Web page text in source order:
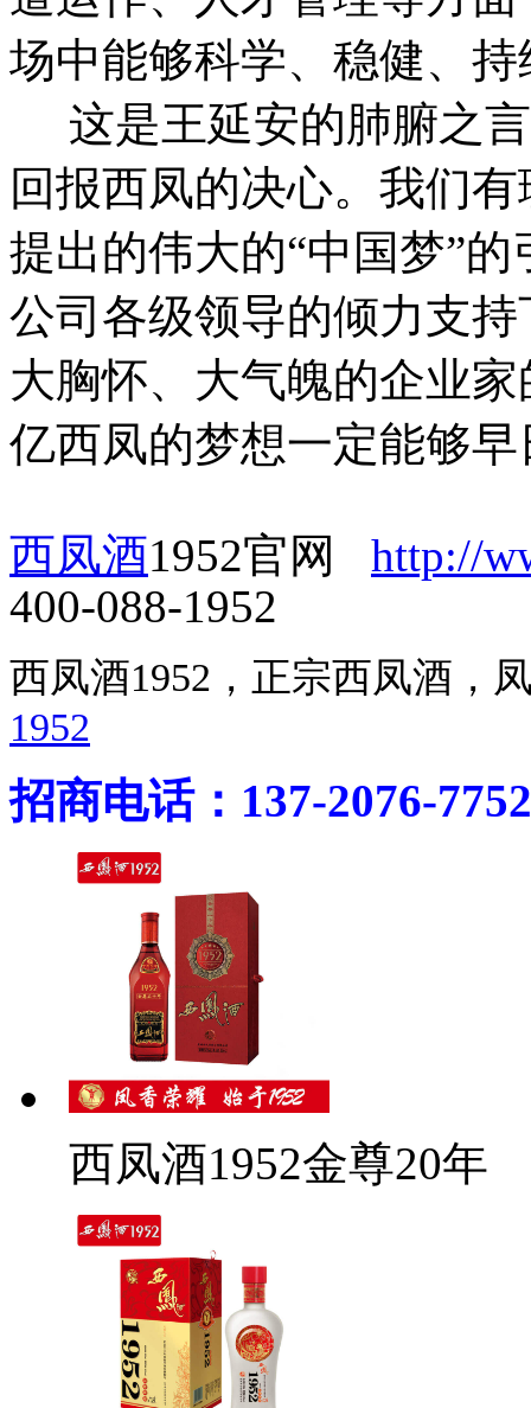
场中能够科学、稳健、持
这是王延安的肺腑之
回报西凤的决心。我们
提出的伟大的“中国梦”
公司各级领导的倾力支
大胸怀、大气魄的企业
亿西凤的梦想一定能够
西凤酒1952官网 http://
400-088-1952
西凤酒1952，正宗西凤酒
1952
招商电话：137-2076-7752
西凤酒1952金尊20年